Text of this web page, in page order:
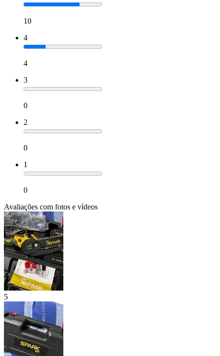
10
4
4
3
0
2
0
1
0
Avaliações com fotos e vídeos
5